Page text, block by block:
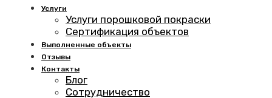
Услуги
Услуги порошковой покраски
Сертификация объектов
Выполненные объекты
Отзывы
Контакты
Блог
Сотрудничество